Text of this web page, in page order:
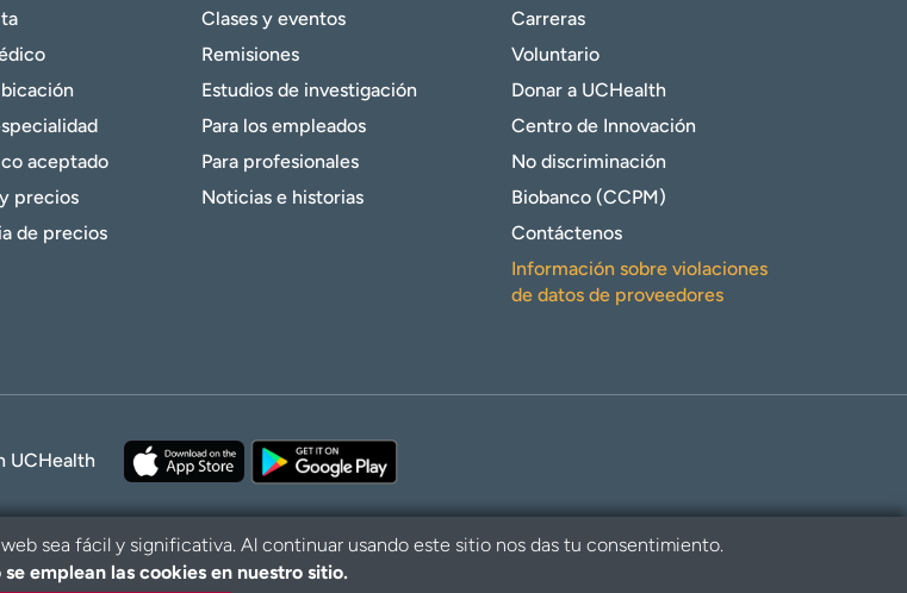
aceptado
precios
de precios
Clases y eventos
Remisiones
Estudios de investigación
Para los empleados
Para profesionales
Noticias e historias
Carreras
Voluntario
Donar a UCHealth
Centro de Innovación
No discriminación
Biobanco (CCPM)
Contáctenos
Información sobre violaciones
de datos de proveedores
UCHealth
sea fácil y significativa. Al continuar usando este sitio nos das tu consentimiento.
emplean las cookies en nuestro sitio.